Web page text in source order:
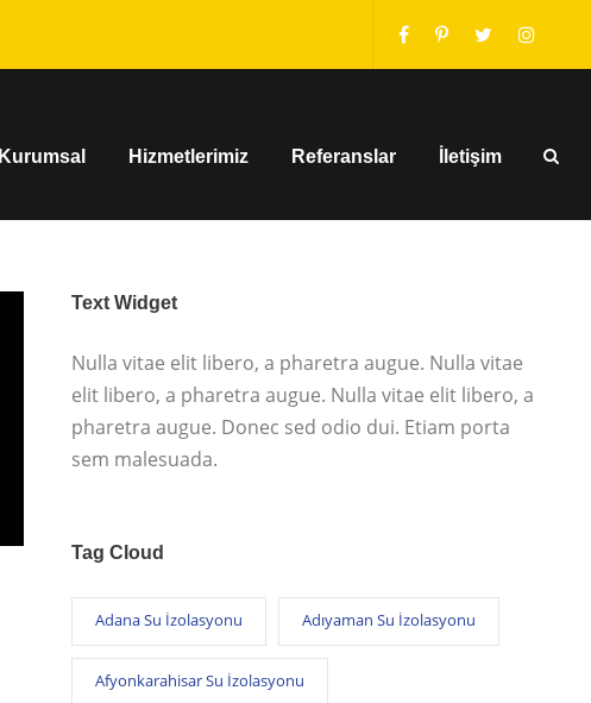
Kurumsal Hizmetlerimiz Referanslar İletişim
Text Widget
Nulla vitae elit libero, a pharetra augue. Nulla vitae
elit libero, a pharetra augue. Nulla vitae elit libero, a
pharetra augue. Donec sed odio dui. Etiam porta
sem malesuada.
Tag Cloud
Adana Su İzolasyonu Adıyaman Su İzolasyonu
Afyonkarahisar Su İzolasyonu